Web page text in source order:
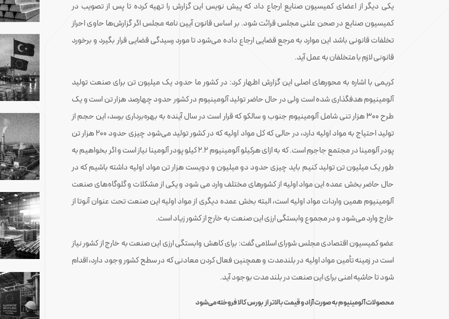
یکی دیگر از اعضای کمیسیون صنایع ارجاع داد که پیش نویس این گزارش را تهیه کرده تا پس از تصویب در
کمیسیون صنایع در صحن علنی مجلس قرائت شود. بر اساس قانون آیین نامه مجلس اگر گزارش‌ها حاوی احراز
تخلفات قانونی باشد این موارد به مرجع قضایی ارجاع داده می‌شود تا مورد رسیدگی قضایی قرار بگیرد و برخورد
قانونی لازم با متخلفان به عمل آید.
کریمی با اشاره به محورهای اصلی این گزارش اظهار کرد: در کشور ما حدود یک میلیون تن برای صنعت تولید
آلومینیوم هدفگذاری شده است ولی در حال حاضر تولید آلومینیوم در کشور حدود چهارصد هزار تن است و یک
طرح ۳۰۰ هزار تنی شامل آلومینیوم جنوب و سالکو که قرار است در سال آینده به بهره‌برداری برسد، این حجم از
تولید احتیاج به مواد اولیه دارد، در حالی که کل مواد اولیه که در کشور تولید می‌شود چیزی حدود ۲۰۰ هزار تن
پودر آلومینا در مجتمع جاجرم است. که به ازای هرکیلو آلومینیوم ۲.۲ کیلو پودر آلومینا نیاز است و اگر بخواهیم به
طور یک میلیون تن تولید کنیم باید چیزی حدود دو میلیون و دویست هزار تن مواد اولیه داشته باشیم که در
حال حاضر بخش عمده این مواد اولیه از کشورهای مختلف وارد می شود و یکی از مشکلات و گلوگاه‌های صنعت
آلومینیوم همین واردات مواد اولیه است، البته بخش عمده دیگری از مواد اولیه این صنعت تحت عنوان آنوتا از
خارج وارد می‌شود و در مجموع وابستگی ارزی این صنعت به خارج از کشور زیاد است.
عضو کمیسیون اقتصادی مجلس شورای اسلامی گفت: برای کاهش وابستگی ارزی این صنعت به خارج از کشور نیاز
است در زمینه تأمین مواد اولیه در بلندمدت و همچنین فعال کردن معادنی که در سطح کشور وجود دارد، اقدام
شود تا حاشیه امنی برای این صنعت در بلند مدت بوجود آید.
محصولات آلومینیوم به صورت آزاد و قیمت بالاتر از بورس کالا فروخته می‌شود